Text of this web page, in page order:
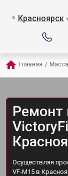
Красноярск
Главная /
Ремонт
Осуществляя
VF-M15 в